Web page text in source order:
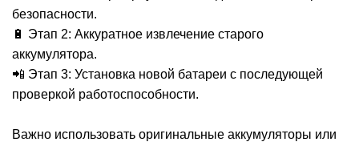
безопасности.
🔋 Этап 2: Аккуратное извлечение старого
аккумулятора.
📲 Этап 3: Установка новой батареи с последующей
проверкой работоспособности.
Важно использовать оригинальные аккумуляторы или